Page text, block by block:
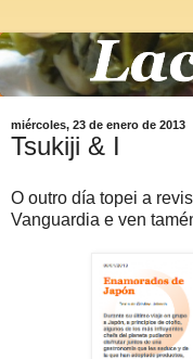
miércoles, 23 de enero de 2013
Tsukiji & I
O outro día topei a
Vanguardia e ven